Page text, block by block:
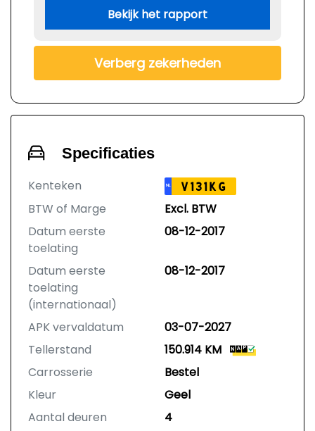
Bekijk het rapport
Verberg zekerheden
Specificaties
Kenteken NL V131KG
BTW of Marge
Excl. BTW
Datum eerste
toelating
08-12-2017
Datum eerste
toelating
(internationaal)
08-12-2017
APK vervaldatum
03-07-2027
Tellerstand
150.914 KM
Carrosserie
Bestel
Kleur
Geel
Aantal deuren
4